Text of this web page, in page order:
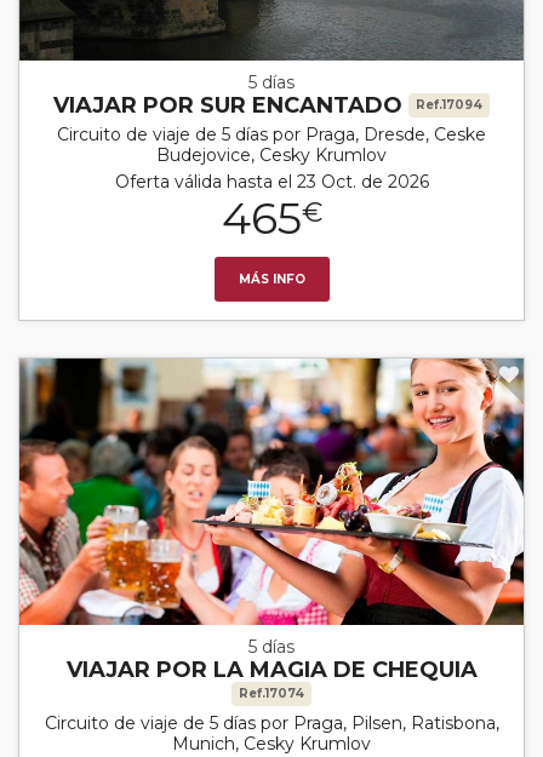
5 días
VIAJAR POR SUR ENCANTADO Ref.17094
Circuito de viaje de 5 días por Praga, Dresde, Ceske
Budejovice, Cesky Krumlov
Oferta válida hasta el 23 Oct. de 2026
465€
MÁS INFO
5 días
VIAJAR POR LA MAGIA DE CHEQUIA
Ref.17074
Circuito de viaje de 5 días por Praga, Pilsen, Ratisbona,
Munich, Cesky Krumlov